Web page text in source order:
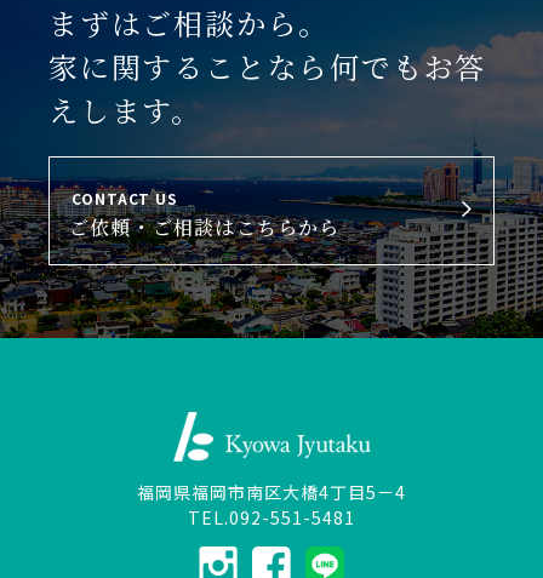
まずはご相談から。
家に関することなら何でもお答
えします。
CONTACT US
ご依頼・ご相談はこちらから
福岡県福岡市南区大橋4丁目5－4
TEL.092-551-5481